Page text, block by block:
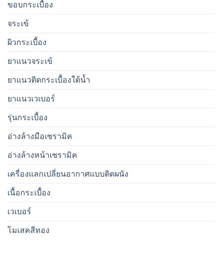
ขอบกระเบื้อง
จระเข้
ผิวกระเบื้อง
ยาแนวจระเข้
ยาแนวติดกระเบื้องใต้น้ำ
ยาแนวเวเบอร์
รุ่นกระเบื้อง
อ่างล้างมือเซรามิค
อ่างล้างหน้าเซรามิค
เครื่องแลกเปลี่ยนอากาศแบบติดผนัง
เนื้อกระเบื้อง
เวเบอร์
โมเสคสีทอง